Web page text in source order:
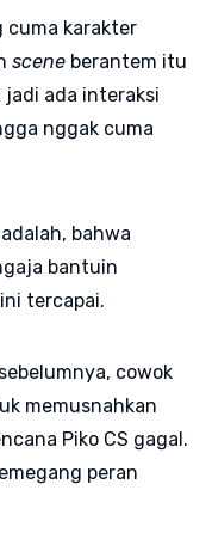
cuma karakter
scene berantem itu
jadi ada interaksi
nggak cuma
bahwa
bantuin
tercapai.
cowok
memusnahkan
Piko CS gagal.
peran